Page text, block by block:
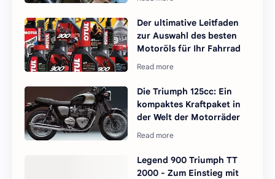
Der ultimative Leitfaden
zur Auswahl des besten
Motoröls für Ihr Fahrrad
Die Triumph 125cc: Ein
kompaktes Kraftpaket in
der Welt der Motorräder
Legend 900 Triumph TT
2000 - Zum Einstieg mit